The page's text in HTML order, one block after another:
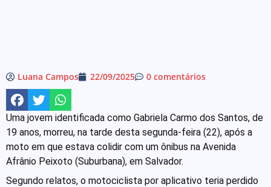
Luana Campos 22/09/2025 0 comentários
Uma jovem identificada como Gabriela Carmo dos Santos, de
19 anos, morreu, na tarde desta segunda-feira (22), após a
moto em que estava colidir com um ônibus na Avenida
Afrânio Peixoto (Suburbana), em Salvador.
Segundo relatos, o motociclista por aplicativo teria perdido